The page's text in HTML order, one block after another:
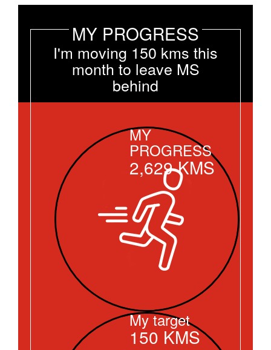
MY PROGRESS
I'm moving 150 kms this
month to leave MS
behind
MY
PROGRESS
2,629KMS
My target
150 KMS